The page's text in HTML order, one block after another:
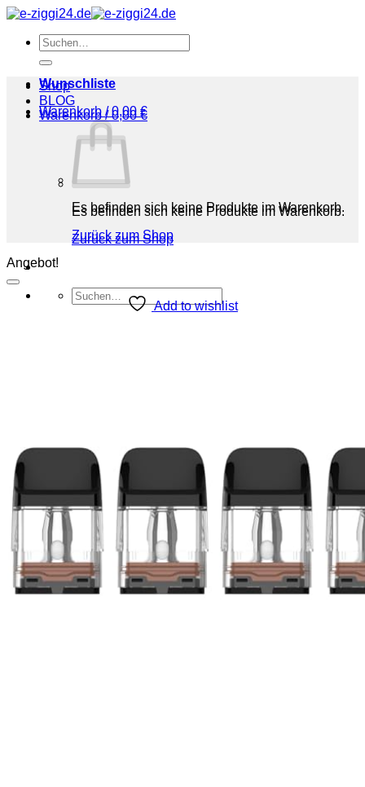
Zum
springenSuchen
nach:
Shop
BLOG
Warenkorb /0,00€
Es befinden sich keine Produkte im Warenkorb.
Zurück zum Shop
Suchen
nach:
Wunschliste
Warenkorb /0,00 €
Es befinden sich keine Produkte im Warenkorb.
Zurück zum Shop
Angebot!
Add to wishlist